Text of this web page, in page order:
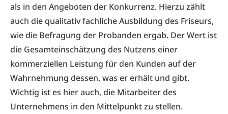
als in den Angeboten der Konkurrenz. Hierzu zählt
auch die qualitativ fachliche Ausbildung des Friseurs,
wie die Befragung der Probanden ergab. Der Wert ist
die Gesamteinschätzung des Nutzens einer
kommerziellen Leistung für den Kunden auf der
Wahrnehmung dessen, was er erhält und gibt.
Wichtig ist es hier auch, die Mitarbeiter des
Unternehmens in den Mittelpunkt zu stellen.